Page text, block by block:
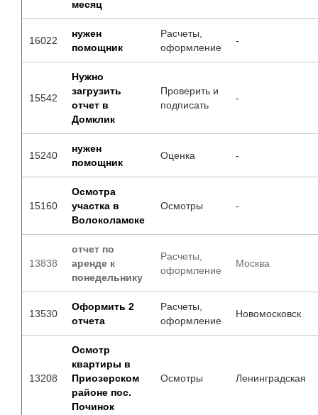
месяц
16022
нужен
помощник
Расчеты,
оформление
-
15542
Нужно
загрузить
отчет в
Домклик
Проверить и
подписать
-
15240
нужен
помощник
Оценка -
15160
Осмотра
участка в
Волоколамске
Осмотры -
13838
отчет по
аренде к
понедельнику
Расчеты,
оформление
Москва
13530
Оформить 2
отчета
Расчеты,
оформление
Новомосковск
13208
Осмотр
квартиры в
Приозерском
районе пос.
Починок
Осмотры Ленинградская